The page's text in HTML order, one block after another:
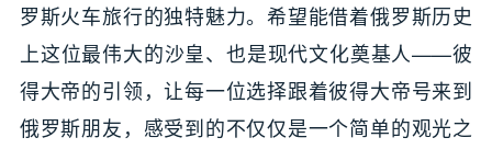
罗斯火车旅行的独特魅力。希望能借着俄罗斯历史
上这位最伟大的沙皇、也是现代文化奠基人——彼
得大帝的引领，让每一位选择跟着彼得大帝号来到
俄罗斯朋友，感受到的不仅仅是一个简单的观光之